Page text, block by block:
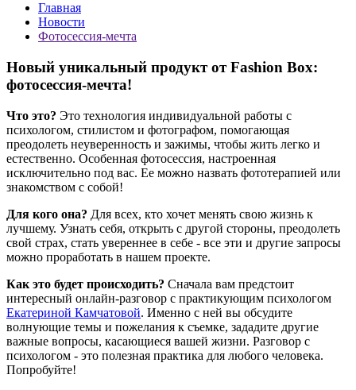
Главная
Новости
Фотосессия-мечта
Новый уникальный продукт от Fashion Box:
фотосессия-мечта!
Что это? Это технология индивидуальной работы с
психологом, стилистом и фотографом, помогающая
преодолеть неуверенность и зажимы, чтобы жить легко и
естественно. Особенная фотосессия, настроенная
исключительно под вас. Ее можно назвать фототерапией или
знакомством с собой!
Для кого она? Для всех, кто хочет менять свою жизнь к
лучшему. Узнать себя, открыть с другой стороны, преодолеть
свой страх, стать увереннее в себе - все эти и другие запросы
можно проработать в нашем проекте.
Как это будет происходить? Сначала вам предстоит
интересный онлайн-разговор с практикующим психологом
Екатериной Камчатовой. Именно с ней вы обсудите
волнующие темы и пожелания к съемке, зададите другие
важные вопросы, касающиеся вашей жизни. Разговор с
психологом - это полезная практика для любого человека.
Попробуйте!